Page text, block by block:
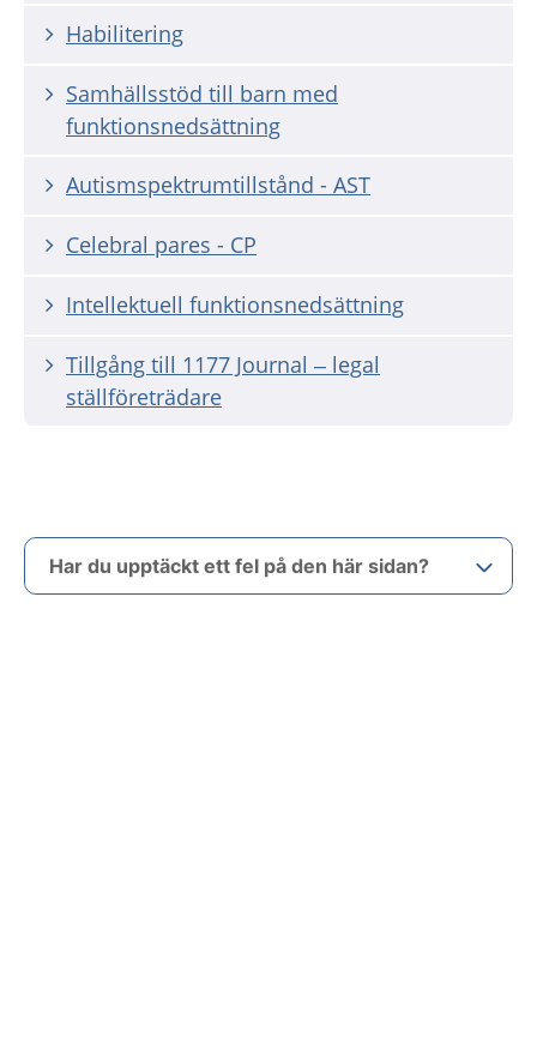
Habilitering
Samhällsstöd till barn med
funktionsnedsättning
Autismspektrumtillstånd - AST
Celebral pares - CP
Intellektuell funktionsnedsättning
Tillgång till 1177 Journal – legal
ställföreträdare
Har du upptäckt ett fel på den här sidan?